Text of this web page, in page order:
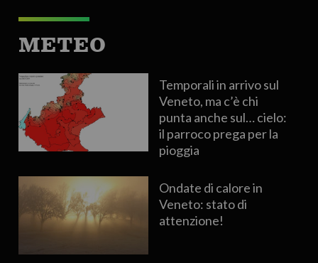
METEO
Temporali in arrivo sul
Veneto, ma c’è chi
punta anche sul… cielo:
il parroco prega per la
pioggia
Ondate di calore in
Veneto: stato di
attenzione!